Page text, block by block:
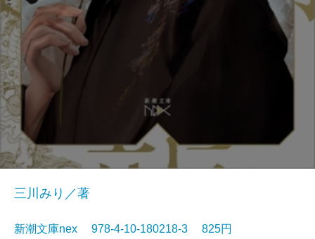
三川みり／著
新潮文庫nex 978-4-10-180218-3 825円